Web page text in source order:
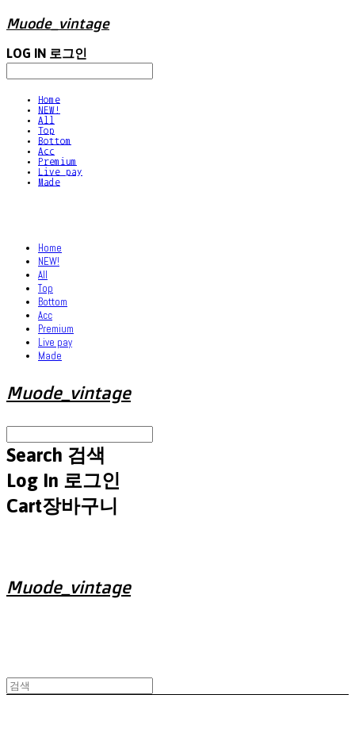
Muode_vintage
LOG IN 로그인
Home
NEW!
All
Top
Bottom
Acc
Premium
Live pay
Made
Home
NEW!
All
Top
Bottom
Acc
Premium
Live pay
Made
Muode_vintage
Search 검색
Log In 로그인
Cart장바구니
Muode_vintage